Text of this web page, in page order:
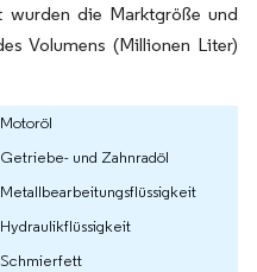
wurden die Marktgröße und
Volumens (Millionen Liter)
Motoröl
Getriebe- und Zahnradöl
Metallbearbeitungsflüssigkeit
Hydraulikflüssigkeit
Schmierfett